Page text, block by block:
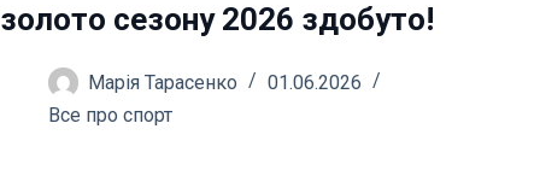
золото сезону 2026 здобуто!
Марія Тарасенко
01.06.2026
Все про спорт